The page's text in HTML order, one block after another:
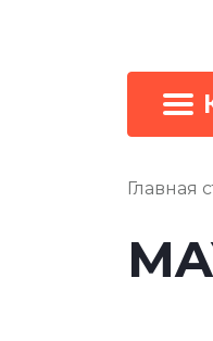
Главная